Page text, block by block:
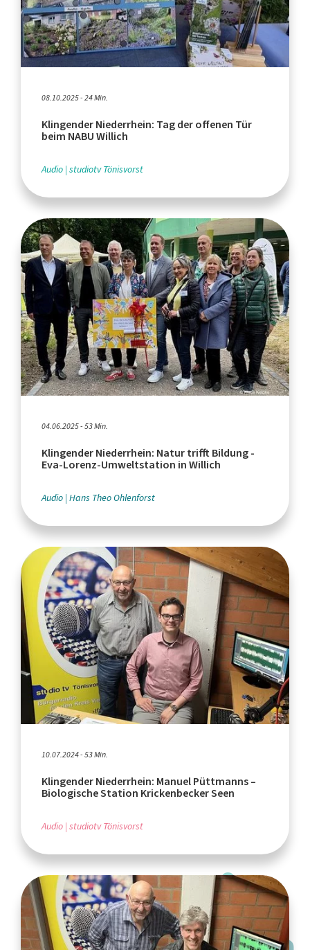
08.10.2025 - 24 Min.
Klingender Niederrhein: Tag der offenen Tür
beim NABU Willich
Audio studiotv Tönisvorst
04.06.2025 - 53 Min.
Klingender Niederrhein: Natur trifft Bildung -
Eva-Lorenz-Umweltstation in Willich
Audio Hans Theo Ohlenforst
10.07.2024 - 53 Min.
Klingender Niederrhein: Manuel Püttmanns –
Biologische Station Krickenbecker Seen
Audio studiotv Tönisvorst